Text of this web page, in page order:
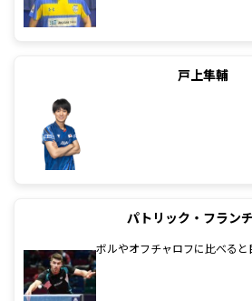
戸上隼輔
パトリック・フラン
ボルやオフチャロフに比べると